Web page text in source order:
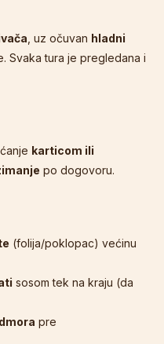
, uz očuvan hladni
Svaka tura je pregledana i
karticom ili
po dogovoru.
(folija/poklopac) većinu
sosom tek na kraju (da
pre